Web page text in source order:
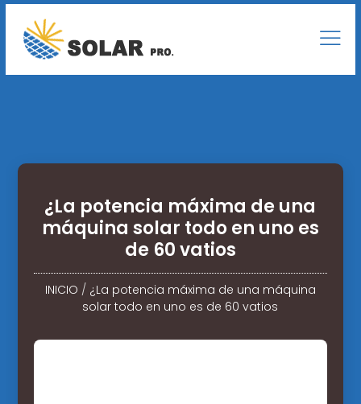
¿La potencia máxima de una
máquina solar todo en uno es
de 60 vatios
INICIO / ¿La potencia máxima de una máquina
solar todo en uno es de 60 vatios